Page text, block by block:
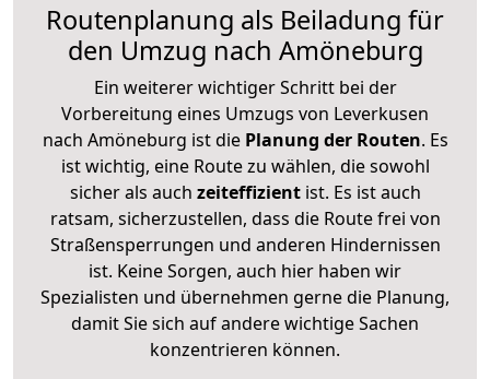
Routenplanung als Beiladung für
den Umzug nach Amöneburg
Ein weiterer wichtiger Schritt bei der
Vorbereitung eines Umzugs von Leverkusen
nach Amöneburg ist diePlanung der Routen. Es
ist wichtig, eine Route zu wählen, die sowohl
sicher als auch zeiteffizientist. Es ist auch
ratsam, sicherzustellen, dass die Route frei von
Straßensperrungen und anderen Hindernissen
ist. Keine Sorgen, auch hier haben wir
Spezialisten und übernehmen gerne die Planung,
damit Sie sich auf andere wichtige Sachen
konzentrieren können.